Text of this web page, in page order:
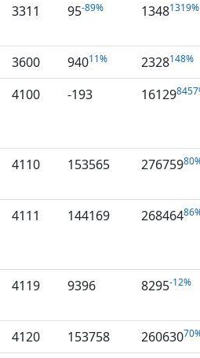
3311 95-89% 13481319%
3600 94011% 2328148%
4100 -193 16129
4110 153565 276759
4111 144169 268464
4119 9396 8295-12%
4120 153758 260630